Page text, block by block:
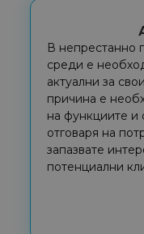
В непрестанно
среди е
актуални за
причина е
на функциите и
отговаря на
запазвате
потенциални